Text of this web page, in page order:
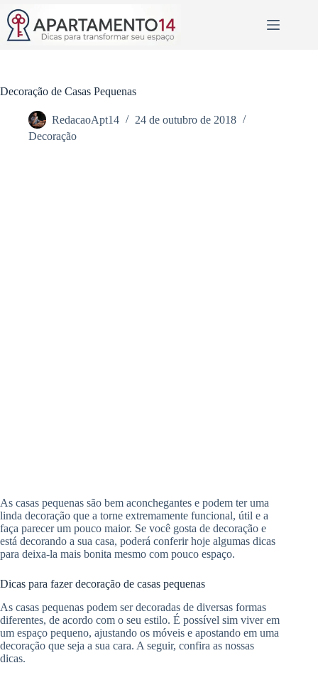
para
conteúdo
Decoração de Casas Pequenas
RedacaoApt14
24 de outubro de 2018
Decoração
As casas pequenas são bem aconchegantes e podem ter uma
linda decoração que a torne extremamente funcional, útil e a
faça parecer um pouco maior. Se você gosta de decoração e
está decorando a sua casa, poderá conferir hoje algumas dicas
para deixa-la mais bonita mesmo com pouco espaço.
Dicas para fazer decoração de casas pequenas
As casas pequenas podem ser decoradas de diversas formas
diferentes, de acordo com o seu estilo. É possível sim viver em
um espaço pequeno, ajustando os móveis e apostando em uma
decoração que seja a sua cara. A seguir, confira as nossas
dicas.